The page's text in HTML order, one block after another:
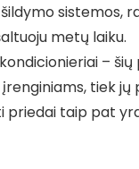
sistemos,
metų laiku.
–
tiek jų
priedai taip pat